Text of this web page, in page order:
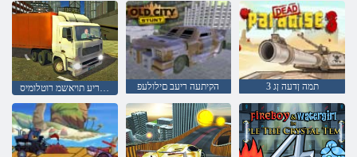
הקיתעה ריעב םילולעפ 3 תמה ןדעה ןג